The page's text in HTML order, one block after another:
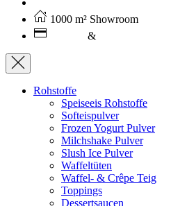
1000 m² Showroom
&
Rohstoffe
Speiseeis Rohstoffe
Softeispulver
Frozen Yogurt Pulver
Milchshake Pulver
Slush Ice Pulver
Waffeltüten
Waffel- & Crêpe Teig
Toppings
Dessertsaucen